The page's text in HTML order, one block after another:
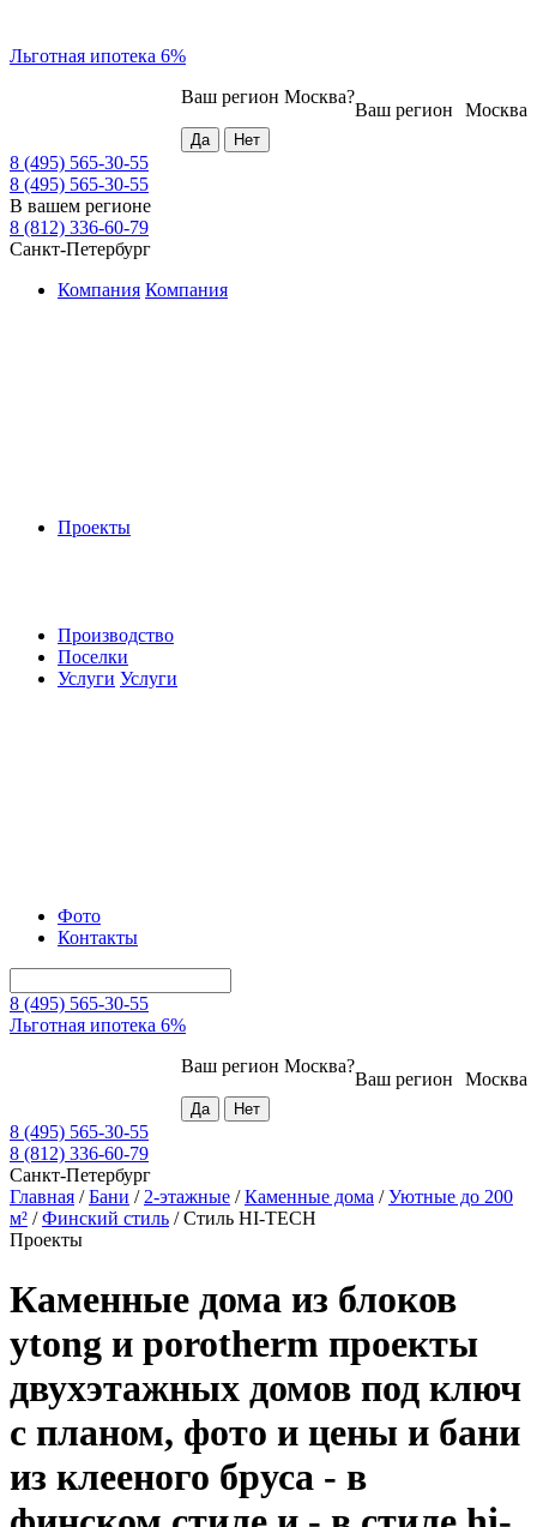
Льготная ипотека 6%
Москва
Ваш регион
Ваш регион Москва?
8 (495) 565-30-55
8 (495) 565-30-55
В вашем регионе
8 (812) 336-60-79
Санкт-Петербург
Компания Компания
Проекты
Производство
Поселки
Услуги Услуги
Фото
Контакты
8 (495) 565-30-55
Льготная ипотека 6%
Москва
Ваш регион
Ваш регион Москва?
8 (495) 565-30-55
8 (812) 336-60-79
Санкт-Петербург
Главная /Бани / 2-этажные /Каменные дома /Уютные до 200
м² /Финский стиль /Стиль HI-TECH
Проекты
Каменные дома из блоков
ytong и porotherm проекты
двухэтажных домов под ключ
с планом, фото и цены и бани
из клееного бруса - в